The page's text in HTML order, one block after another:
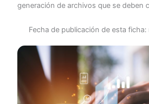
generación de archivos que se deben
Fecha de publicación de esta ficha: